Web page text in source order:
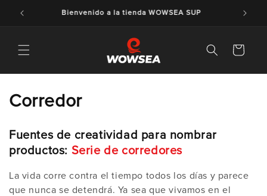
Ir al
contenido
Amo y disfruto mi estilo de vida
Carrito
C
l
e
Corredor
Fuentes de creatividad para nombrar
productos: Serie de corredores
La vida corre contra el tiempo todos los días y parece
que nunca se detendrá. Ya sea que vivamos en el